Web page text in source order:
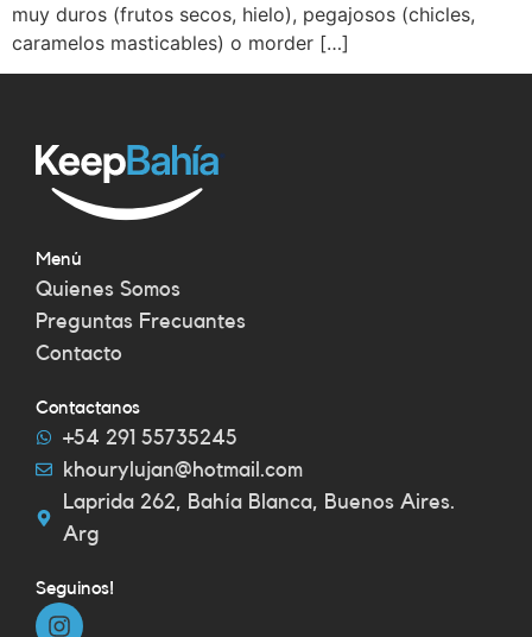
muy duros (frutos secos, hielo), pegajosos (chicles,
caramelos masticables) o morder […]
Menú
Quienes Somos
Preguntas Frecuantes
Contacto
Contactanos
+54 291 55735245
khourylujan@hotmail.com
Laprida 262, Bahía Blanca, Buenos Aires.
Arg
Seguinos!